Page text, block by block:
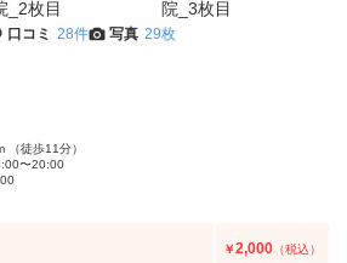
口コミ 28件 写真 29枚
（徒歩11分）
〜20:00
￥2,000 （税込）